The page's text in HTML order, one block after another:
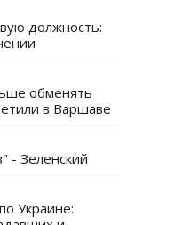
должность:
обменять
в Варшаве
- Зеленский
Украине: